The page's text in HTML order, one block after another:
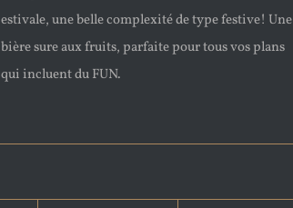
estivale, une belle complexité de type festive! Une
bière sure aux fruits, parfaite pour tous vos plans
qui incluent du FUN.